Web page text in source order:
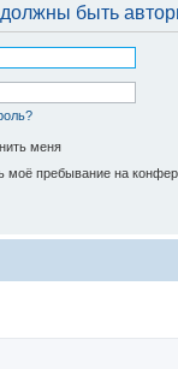
быть
меня
моё пребывание на